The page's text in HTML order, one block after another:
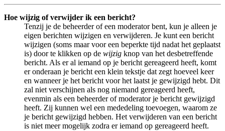
Hoe wijzig of verwijder ik een bericht?
Tenzij je de beheerder of een moderator bent, kun je alleen je
eigen berichten wijzigen en verwijderen. Je kunt een bericht
wijzigen (soms maar voor een beperkte tijd nadat het geplaatst
is) door te klikken op de wijzig knop van het desbetreffende
bericht. Als er al iemand op je bericht gereageerd heeft, komt
er onderaan je bericht een klein tekstje dat zegt hoeveel keer
en wanneer je het bericht voor het laatst je gewijzigd hebt. Dit
zal niet verschijnen als nog niemand gereageerd heeft,
evenmin als een beheerder of moderator je bericht gewijzigd
heeft. Zij kunnen wel een mededeling toevoegen, waarom ze
je bericht gewijzigd hebben. Het verwijderen van een bericht
is niet meer mogelijk zodra er iemand op gereageerd heeft.